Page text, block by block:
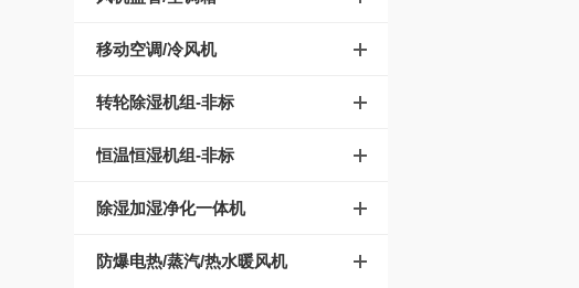
移动空调/冷风机
转轮除湿机组-非标
恒温恒湿机组-非标
除湿加湿净化一体机
防爆电热/蒸汽/热水暖风机